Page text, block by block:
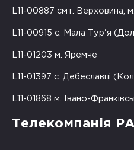
L11-00887 смт. Верховина,
L11-00915 с. Мала Тур'я
L11-01203 м. Яремче
L11-01397 с. Дебеславці
L11-01868 м. Івано-
Телекомпанія РАІ